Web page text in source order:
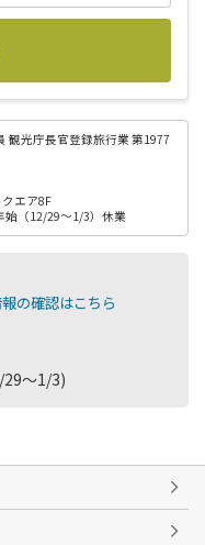
観光庁長官登録旅行業 第1977
エア8F
始（12/29～1/3）休業
の確認はこちら
～1/3)